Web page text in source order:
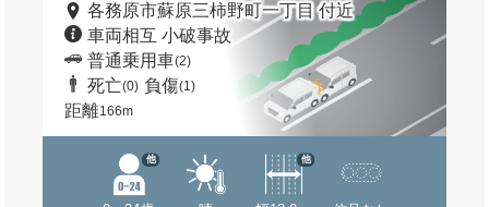
各務原市蘇原三柿野町一丁目 付近
車両相互 小破事故
普通乗用車(2)
死亡(0) 負傷(1)
距離166m
他 他